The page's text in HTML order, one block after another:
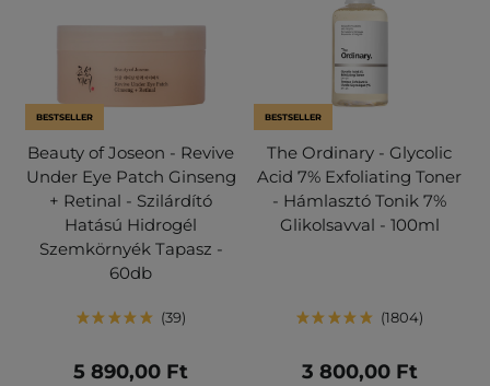
BESTSELLER
Beauty of Joseon - Revive
Under Eye Patch Ginseng
+ Retinal - Szilárdító
Hatású Hidrogél
Szemkörnyék Tapasz -
60db
39
5 890,00 Ft
BESTSELLER
The Ordinary - Glycolic
Acid 7% Exfoliating Toner
- Hámlasztó Tonik 7%
Glikolsavval - 100ml
1804
3 800,00 Ft